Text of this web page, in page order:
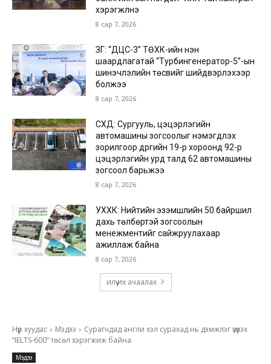
хэрэгжүүлнэ
8 сар 7, 2026
ЗГ: “ДЦС-3” ТӨХК-ийн нэн
шаардлагатай “Турбингенератор-5”-ын
шинэчлэлийн төсвийг шийдвэрлэхээр
болжээ
8 сар 7, 2026
СХД: Сургууль, цэцэрлэгийн
автомашины зогсоолыг нэмэгдүүлэх
зорилгоор дүүргийн 19-р хороонд 92-р
цэцэрлэгийн урд талд 62 автомашины
зогсоол барьжээ
8 сар 7, 2026
УХХК: Нийтийн эзэмшлийн 50 байршил
дахь төлбөртэй зогсоолын
менежментийг сайжруулахаар
ажиллаж байна
8 сар 7, 2026
илүү их ачаалах